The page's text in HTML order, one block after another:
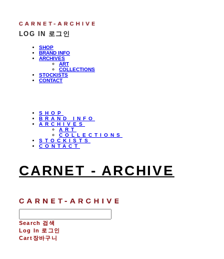
LOG IN 로그인
SHOP
BRAND INFO
ARCHIVES
ART
COLLECTIONS
STOCKISTS
CONTACT
SHOP
BRAND INFO
ARCHIVES
ART
COLLECTIONS
STOCKISTS
CONTACT
CARNET - ARCHIVE
Search 검색
Log In
로그인
Cart장바구니